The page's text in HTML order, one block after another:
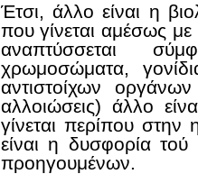
Έτσι, άλλο είναι η
που γίνεται αμέσως
αναπτύσσεται
χρωμοσώματα,
αντιστοίχων
αλλοιώσεις) άλλο
γίνεται περίπου στην
είναι η δυσφορία
προηγουμένων.